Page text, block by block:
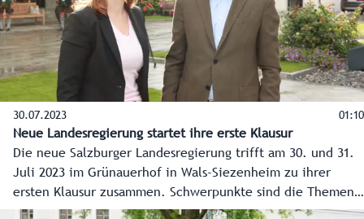
30.07.2023 01:10
Neue Landesregierung startet ihre erste Klausur
Die neue Salzburger Landesregierung trifft am 30. und 31.
Juli 2023 im Grünauerhof in Wals-Siezenheim zu ihrer
ersten Klausur zusammen. Schwerpunkte sind die Themen
Energie, Gesundheit und Pflege, Wohnen und